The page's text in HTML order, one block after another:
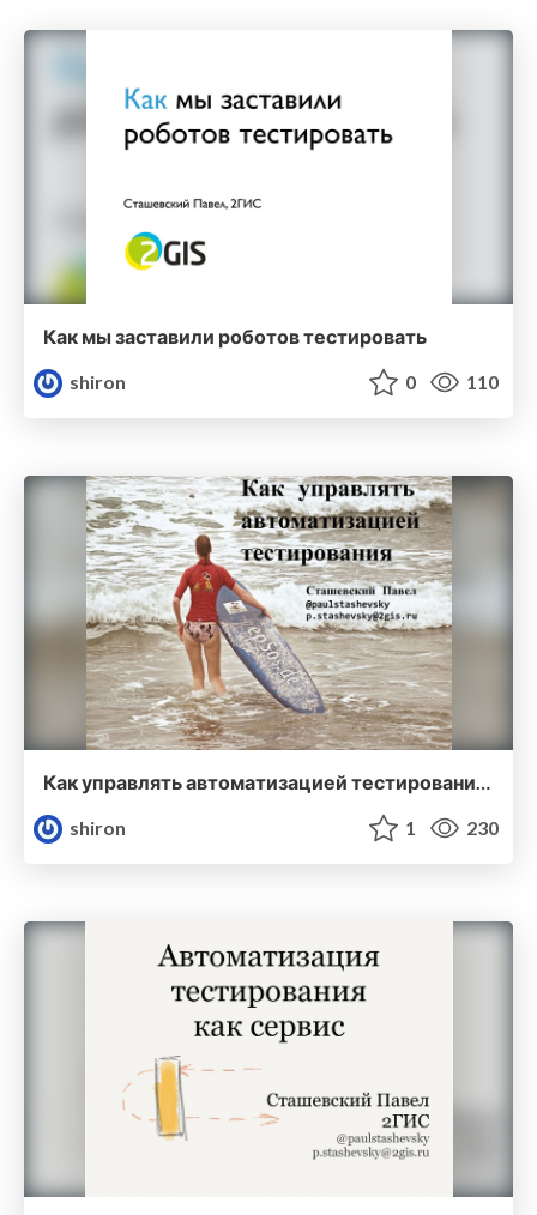
Как мы заставили роботов тестировать
shiron
0 110
Как управлять автоматизацией тестирования?
shiron
1 230